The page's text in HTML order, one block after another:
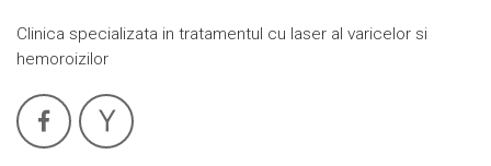
Clinica specializata in tratamentul cu laser al varicelor si
hemoroizilor